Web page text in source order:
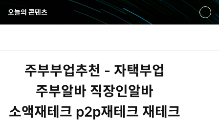
오늘의 콘텐츠
펼
쳐
합 이 체
주부부업추천 - 자택부업
주부알바 직장인알바
소액재테크 p2p재테크 재테크